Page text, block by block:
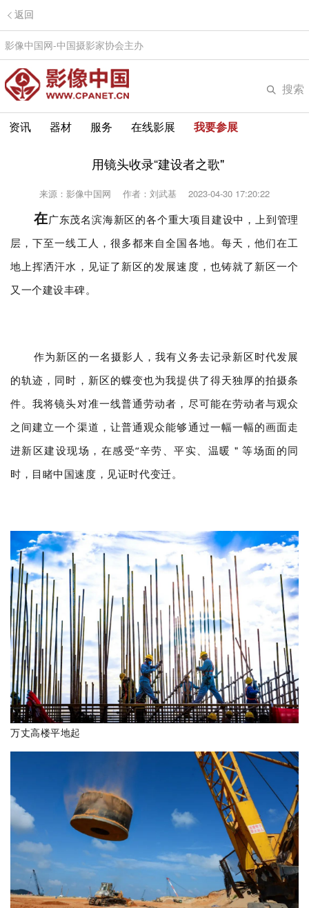
返回
影像中国网-中国摄影家协会主办
搜索
资讯 器材 服务 在线影展 我要参展
用镜头收录“建设者之歌"
来源：影像中国网 作者：刘武基 2023-04-30 17:20:22
在广东茂名滨海新区的各个重大项目建设中，上到管理
层，下至一线工人，很多都来自全国各地。每天，他们在工
地上挥洒汗水，见证了新区的发展速度，也铸就了新区一个
又一个建设丰碑。
作为新区的一名摄影人，我有义务去记录新区时代发展
的轨迹，同时，新区的蝶变也为我提供了得天独厚的拍摄条
件。我将镜头对准一线普通劳动者，尽可能在劳动者与观众
之间建立一个渠道，让普通观众能够通过一幅一幅的画面走
进新区建设现场，在感受“辛劳、平实、温暖＂等场面的同
时，目睹中国速度，见证时代变迁。
万丈高楼平地起